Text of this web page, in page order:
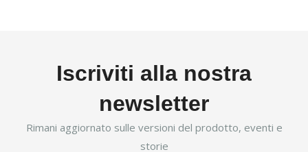
Iscriviti alla nostra
newsletter
Rimani aggiornato sulle versioni del prodotto, eventi e
storie